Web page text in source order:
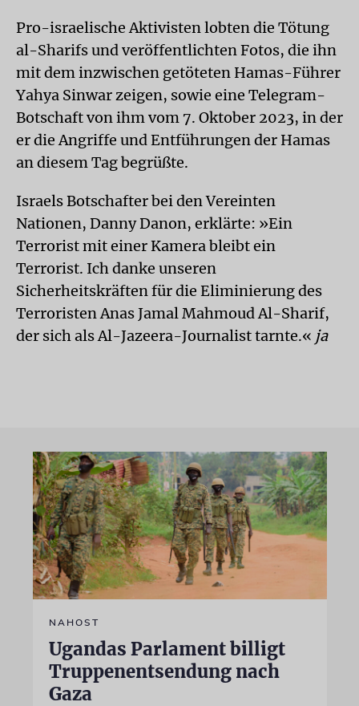
Pro-israelische Aktivisten lobten die Tötung
al-Sharifs und veröffentlichten Fotos, die ihn
mit dem inzwischen getöteten Hamas-Führer
Yahya Sinwar zeigen, sowie eine Telegram-
Botschaft von ihm vom 7. Oktober 2023, in der
er die Angriffe und Entführungen der Hamas
an diesem Tag begrüßte.
Israels Botschafter bei den Vereinten
Nationen, Danny Danon, erklärte: »Ein
Terrorist mit einer Kamera bleibt ein
Terrorist. Ich danke unseren
Sicherheitskräften für die Eliminierung des
Terroristen Anas Jamal Mahmoud Al-Sharif,
der sich als Al-Jazeera-Journalist tarnte.« ja
NAHOST
Ugandas Parlament billigt
Truppenentsendung nach
Gaza